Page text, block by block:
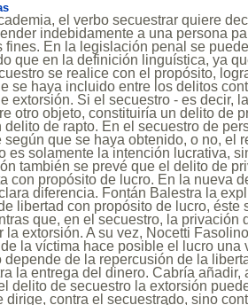
el verbo secuestrar quiere
indebidamente a una persona
fines. En la legislación penal se
que en la definición linguística, ya
se realice con el propósito,
se haya incluido entre los delitos
extorsión. Si el secuestro - es decir,
otro objeto, constituiría un delito de
de rapto. En el secuestro de
según que se haya obtenido, o no, el
es solamente la intención lucrativa,
también se prevé que el delito de
con propósito de lucro. En la nueva
diferencia. Fontán Balestra la
libertad con propósito de lucro, éste
que, en el secuestro, la privación
la extorsión. A su vez, Nocetti
la víctima hace posible el lucro una
depende de la repercusión de la
la entrega del dinero. Cabría añadir,
delito de secuestro la extorsión
dirige, contra el secuestrado, sino